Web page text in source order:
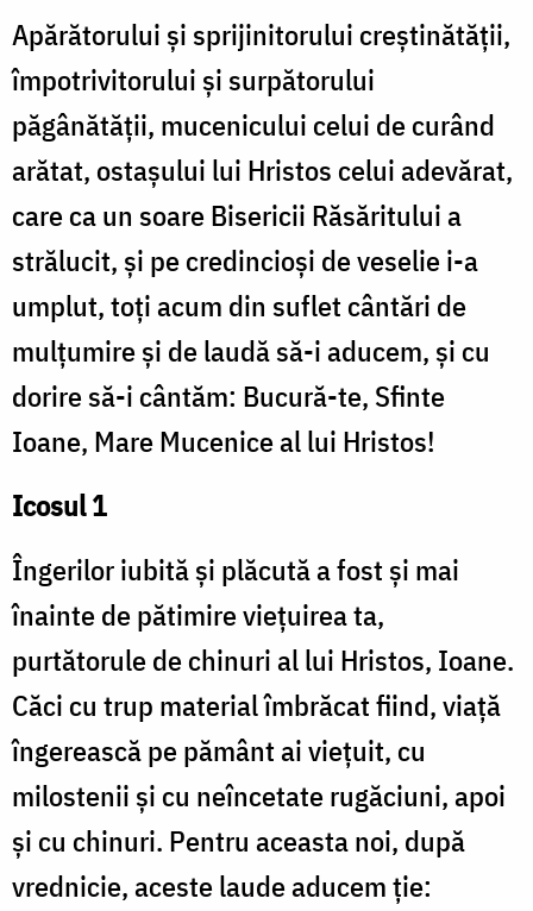
Apărătorului şi sprijinitorului creştinătăţii,
împotrivitorului şi surpătorului
păgânătăţii, mucenicului celui de curând
arătat, ostaşului lui Hristos celui adevărat,
care ca un soare Bisericii Răsăritului a
strălucit, şi pe credincioşi de veselie i-a
umplut, toţi acum din suflet cântări de
mulţumire şi de laudă să-i aducem, şi cu
dorire să-i cântăm: Bucură-te, Sfinte
Ioane, Mare Mucenice al lui Hristos!
Icosul 1
Îngerilor iubită şi plăcută a fost şi mai
înainte de pătimire vieţuirea ta,
purtătorule de chinuri al lui Hristos, Ioane.
Căci cu trup material îmbrăcat fiind, viaţă
îngerească pe pământ ai vieţuit, cu
milostenii şi cu neîncetate rugăciuni, apoi
şi cu chinuri. Pentru aceasta noi, după
vrednicie, aceste laude aducem ţie: